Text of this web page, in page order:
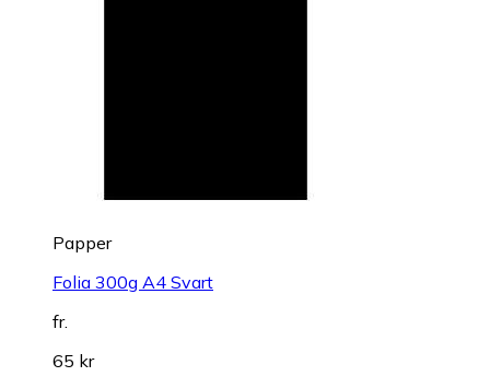
Papper
Folia 300g A4 Svart
fr.
65 kr